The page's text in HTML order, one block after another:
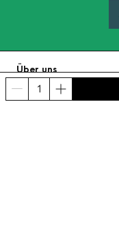
Über uns
Kategorien
Kontakt und Hilfe